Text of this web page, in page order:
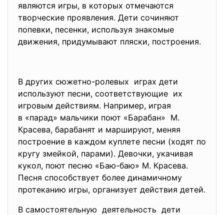
являются игры, в которых отмечаются
творческие проявления. Дети сочиняют
попевки, песенки, используя знакомые
движения, придумывают пляски, построения.
В других сюжетно-ролевых играх дети
используют песни, соответствующие их
игровым действиям. Например, играя
в «парад» мальчики поют «Барабан» М.
Красева, барабанят и маршируют, меняя
построение в каждом куплете песни (ходят по
кругу змейкой, парами). Девочки, укачивая
кукол, поют песню «Баю-баю» М. Красева.
Песня способствует более динамичному
протеканию игры, организует действия детей.
В самостоятельную деятельность дети